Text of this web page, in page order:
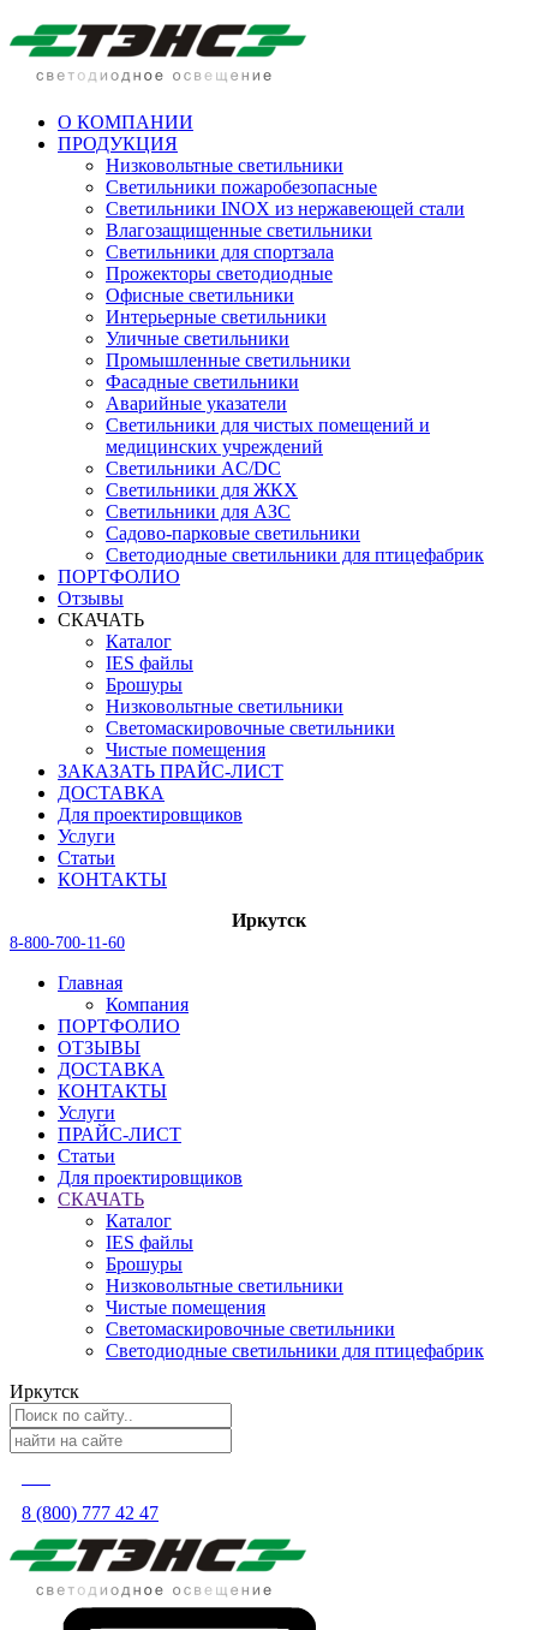
О КОМПАНИИ
ПРОДУКЦИЯ
Низковольтные светильники
Cветильники пожаробезопасные
Светильники INOX из нержавеющей стали
Влагозащищенные светильники
Светильники для спортзала
Прожекторы светодиодные
Офисные светильники
Интерьерные светильники
Уличные светильники
Промышленные светильники
Фасадные светильники
Аварийные указатели
Светильники для чистых помещений и
медицинских учреждений
Светильники AC/DC
Светильники для ЖКХ
Светильники для АЗС
Садово-парковые светильники
Светодиодные светильники для птицефабрик
ПОРТФОЛИО
Отзывы
СКАЧАТЬ
Каталог
IES файлы
Брошуры
Низковольтные светильники
Светомаскировочные светильники
Чистые помещения
ЗАКАЗАТЬ ПРАЙС-ЛИСТ
ДОСТАВКА
Для проектировщиков
Услуги
Статьи
КОНТАКТЫ
Иркутск
8-800-700-11-60
Главная
Компания
ПОРТФОЛИО
ОТЗЫВЫ
ДОСТАВКА
КОНТАКТЫ
Услуги
ПРАЙС-ЛИСТ
Статьи
Для проектировщиков
СКАЧАТЬ
Каталог
IES файлы
Брошуры
Низковольтные светильники
Чистые помещения
Светомаскировочные светильники
Светодиодные светильники для птицефабрик
Иркутск
8 (800) 777 42 47